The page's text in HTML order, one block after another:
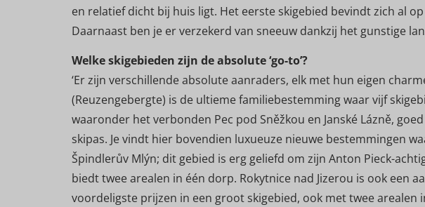
en relatief dicht bij huis ligt. Het eerste skigebied bevindt zich al
Daarnaast ben je er verzekerd van sneeuw dankzij het gunstige
Welke skigebieden zijn de absolute ‘go-to’?
‘Er zijn verschillende absolute aanraders, elk met hun eigen
(Reuzengebergte) is de ultieme familiebestemming waar vijf
waaronder het verbonden Pec pod Sněžkou en Janské Lázně,
skipas. Je vindt hier bovendien luxueuze nieuwe bestemmingen
Špindlerův Mlýn; dit gebied is erg geliefd om zijn Anton Pieck-
biedt twee arealen in één dorp. Rokytnice nad Jizerou is ook een
voordeligste prijzen in een groot skigebied, ook met twee arealen